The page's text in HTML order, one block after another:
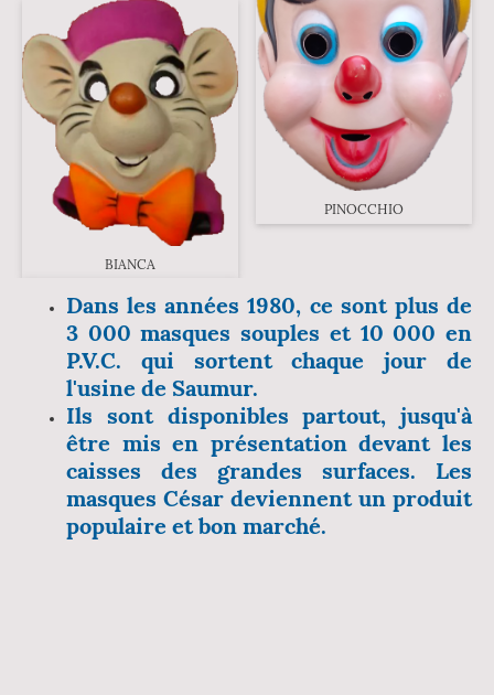
BIANCA
PINOCCHIO
Dans les années 1980, ce sont plus de
3 000 masques souples et 10 000 en
P.V.C. qui sortent chaque jour de
l'usine de Saumur.
Ils sont disponibles partout, jusqu'à
être mis en présentation devant les
caisses des grandes surfaces. Les
masques César deviennent un produit
populaire et bon marché.